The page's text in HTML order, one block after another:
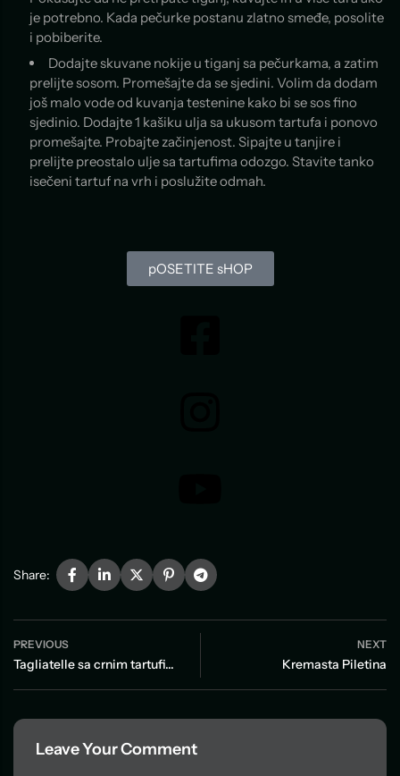
je potrebno. Kada pečurke postanu zlatno smeđe, posolite
i pobiberite.
Dodajte skuvane nokije u tiganj sa pečurkama, a zatim
prelijte sosom. Promešajte da se sjedini. Volim da dodam
još malo vode od kuvanja testenine kako bi se sos fino
sjedinio. Dodajte 1 kašiku ulja sa ukusom tartufa i ponovo
promešajte. Probajte začinjenost. Sipajte u tanjire i
prelijte preostalo ulje sa tartufima odozgo. Stavite tanko
isečeni tartuf na vrh i poslužite odmah.
pOSETITE sHOP
Share:
PREVIOUS
Tagliatelle sa crnim tartufima
NEXT
Kremasta Piletina
Leave Your Comment